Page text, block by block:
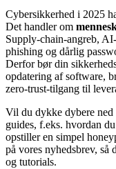
Cybersikkerhed i 2025
Det handler om
Supply‑chain‑angreb,
phishing og dårlig
Derfor bør din
opdatering af software,
zero‑trust‑tilgang til
Vil du dykke dybere ned
guides, f.eks. hvordan
opstiller en simpel
på vores nyhedsbrev, så
og tutorials.